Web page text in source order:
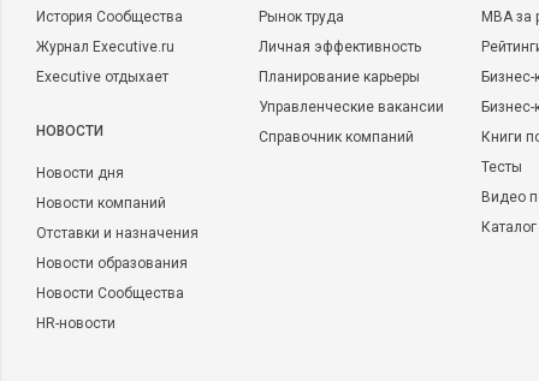
История Сообщества
Журнал Executive.ru
Executive отдыхает
НОВОСТИ
Новости дня
Новости компаний
Отставки и назначения
Новости образования
Новости Сообщества
HR-новости
Рынок труда
Личная эффективность
Планирование карьеры
Управленческие вакансии
Справочник компаний
MBA
Бизнес-
Книги
Тесты
Видео